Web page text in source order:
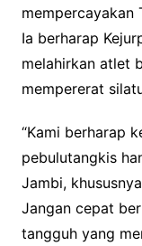
mempercayakan
Ia berharap
melahirkan atlet
mempererat
“Kami berharap
pebulutangkis
Jambi,
Jangan cepat
tangguh yang